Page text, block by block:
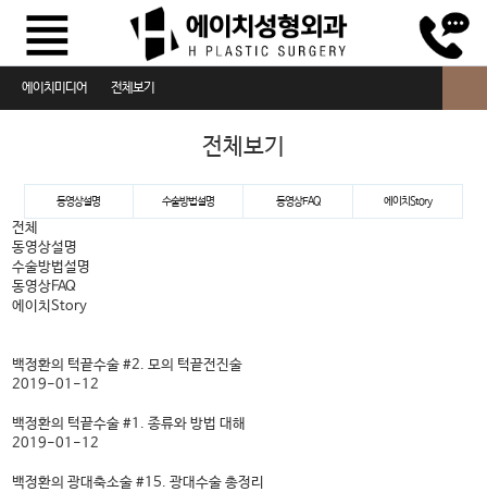
에이치미디어 전체보기
수술방법설명
전체보기
동영상설명 수술방법설명 동영상FAQ 에이치Story
전체
동영상설명
수술방법설명
동영상FAQ
에이치Story
백정환의 턱끝수술 #2. 모의 턱끝전진술
2019-01-12
백정환의 턱끝수술 #1. 종류와 방법 대해
2019-01-12
백정환의 광대축소술 #15. 광대수술 총정리